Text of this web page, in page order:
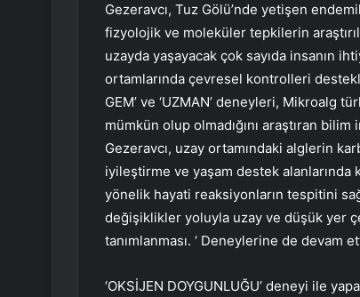
Gezeravcı, Tuz Gölü’nde yetişen
fizyolojik ve moleküler tepkilerin
uzayda yaşayacak çok sayıda insanın
ortamlarında çevresel kontrolleri
GEM’ ve ‘UZMAN’ deneyleri, Mikroalg
mümkün olup olmadığını araştıran
Gezeravcı, uzay ortamındaki alglerin
iyileştirme ve yaşam destek alanlarında
yönelik hayati reaksiyonların tespitini
değişiklikler yoluyla uzay ve düşük yer
tanımlanması. ‘ Deneylerine de devam
‘OKSİJEN DOYGUNLUĞU’ deneyi ile